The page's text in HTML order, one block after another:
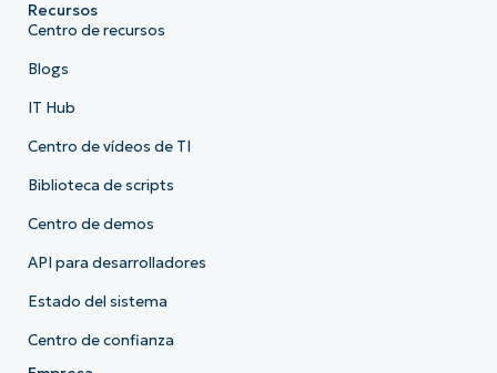
Recursos
Centro de recursos
Blogs
IT Hub
Centro de vídeos de TI
Biblioteca de scripts
Centro de demos
API para desarrolladores
Estado del sistema
Centro de confianza